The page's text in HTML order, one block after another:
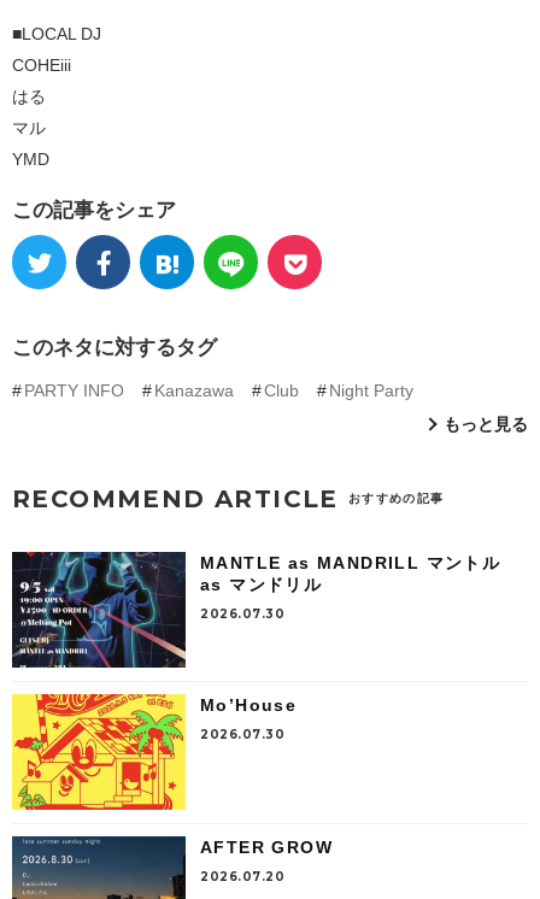
■LOCAL DJ
COHEiii
はる
マル
YMD
この記事をシェア
このネタに対するタグ
PARTY INFO Kanazawa Club
Night Party
もっと見る
RECOMMEND ARTICLE おすすめの記事
MANTLE as MANDRILL マントル
as マンドリル
2026.07.30
Mo’House
2026.07.30
AFTER GROW
2026.07.20